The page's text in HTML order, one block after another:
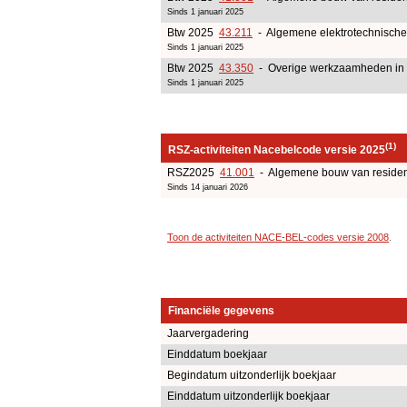
Sinds 1 januari 2025
Btw 2025 43.211 - Algemene
Sinds 1 januari 2025
Btw 2025 43.350 - Overige werkzaamheden
Sinds 1 januari 2025
RSZ-activiteiten Nacebelcode versie 2025(1)
RSZ2025 41.001 - Algemene bouw van
Sinds 14 januari 2026
Toon de activiteiten NACE-BEL-codes versie 2008
Financiële gegevens
Jaarvergadering
Einddatum boekjaar
Begindatum uitzonderlijk boekjaar
Einddatum uitzonderlijk boekjaar